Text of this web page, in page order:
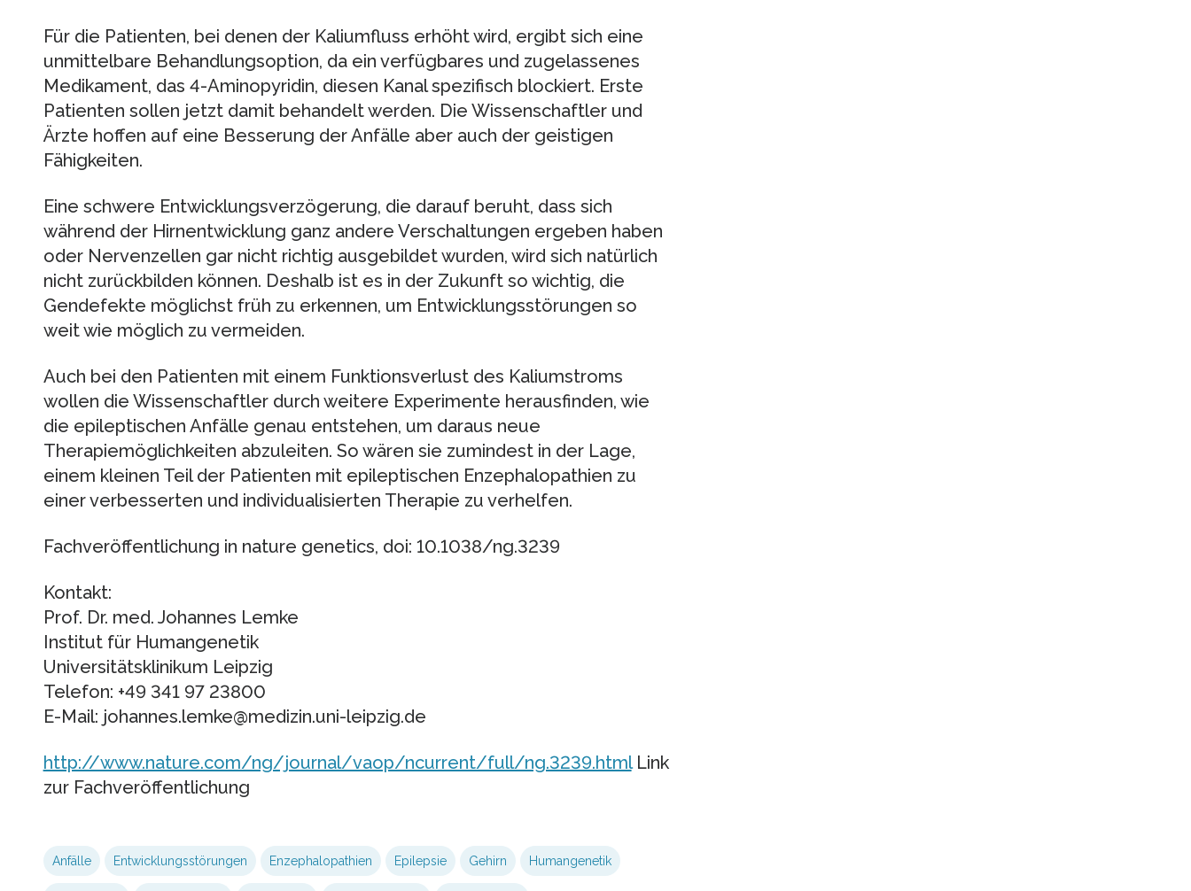
Für die Patienten, bei denen der Kaliumfluss erhöht wird, ergibt sich eine
unmittelbare Behandlungsoption, da ein verfügbares und zugelassenes
Medikament, das 4-Aminopyridin, diesen Kanal spezifisch blockiert. Erste
Patienten sollen jetzt damit behandelt werden. Die Wissenschaftler und
Ärzte hoffen auf eine Besserung der Anfälle aber auch der geistigen
Fähigkeiten.
Eine schwere Entwicklungsverzögerung, die darauf beruht, dass sich
während der Hirnentwicklung ganz andere Verschaltungen ergeben haben
oder Nervenzellen gar nicht richtig ausgebildet wurden, wird sich natürlich
nicht zurückbilden können. Deshalb ist es in der Zukunft so wichtig, die
Gendefekte möglichst früh zu erkennen, um Entwicklungsstörungen so
weit wie möglich zu vermeiden.
Auch bei den Patienten mit einem Funktionsverlust des Kaliumstroms
wollen die Wissenschaftler durch weitere Experimente herausfinden, wie
die epileptischen Anfälle genau entstehen, um daraus neue
Therapiemöglichkeiten abzuleiten. So wären sie zumindest in der Lage,
einem kleinen Teil der Patienten mit epileptischen Enzephalopathien zu
einer verbesserten und individualisierten Therapie zu verhelfen.
Fachveröffentlichung in nature genetics, doi: 10.1038/ng.3239
Kontakt:
Prof. Dr. med. Johannes Lemke
Institut für Humangenetik
Universitätsklinikum Leipzig
Telefon: +49 341 97 23800
E-Mail: johannes.lemke@medizin.uni-leipzig.de
http://www.nature.com/ng/journal/vaop/ncurrent/full/ng.3239.htmlLink
zur Fachveröffentlichung
Anfälle Entwicklungsstörungen Enzephalopathien Epilepsie Gehirn Humangenetik